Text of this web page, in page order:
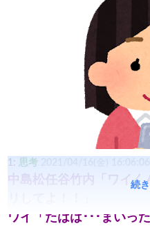
1: 思考
中島松任谷竹内「ワイく
ワイ「たはは･･･まいっ
続